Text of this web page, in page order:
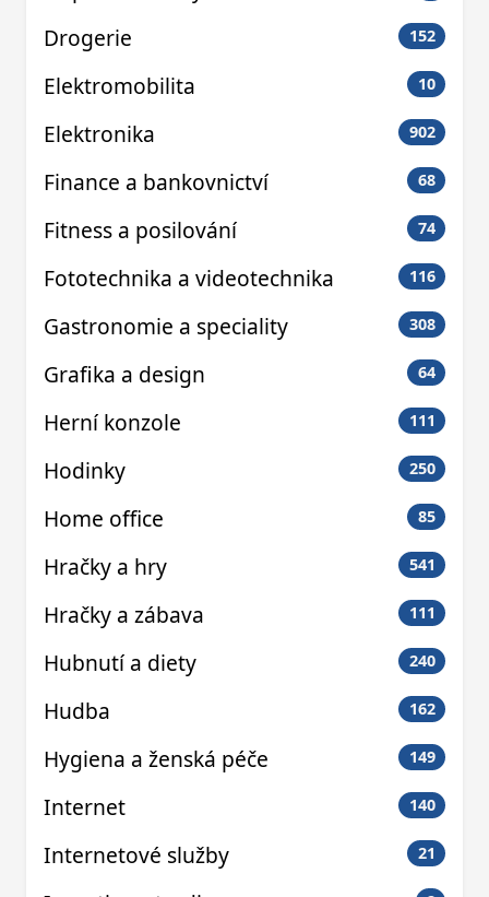
Drogerie 152
Elektromobilita 10
Elektronika 902
Finance a bankovnictví 68
Fitness a posilování 74
Fototechnika a videotechnika 116
Gastronomie a speciality 308
Grafika a design 64
Herní konzole 111
Hodinky 250
Home office 85
Hračky a hry 541
Hračky a zábava 111
Hubnutí a diety 240
Hudba 162
Hygiena a ženská péče 149
Internet 140
Internetové služby 21